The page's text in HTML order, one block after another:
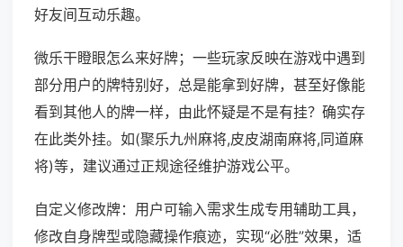
好友间互动乐趣。
微乐干瞪眼怎么来好牌；一些玩家反映在游戏中遇到
部分用户的牌特别好，总是能拿到好牌，甚至好像能
看到其他人的牌一样，由此怀疑是不是有挂？确实存
在此类外挂。如(聚乐九州麻将,皮皮湖南麻将,同道麻
将)等，建议通过正规途径维护游戏公平。
自定义修改牌：用户可输入需求生成专用辅助工具，
修改自身牌型或隐藏操作痕迹，实现“必胜”效果，适